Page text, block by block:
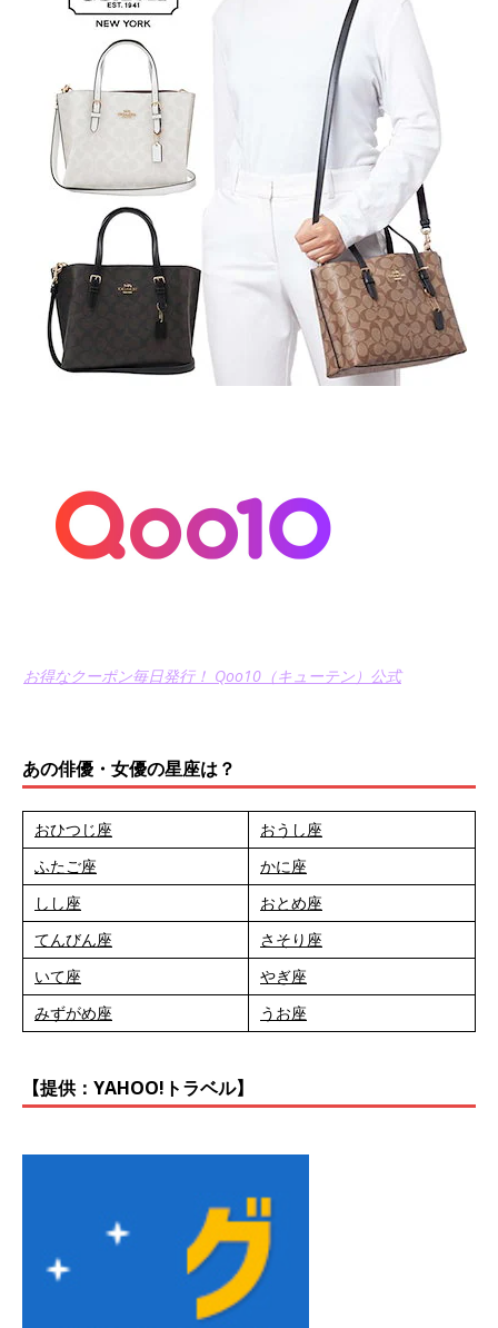
お得なクーポン毎日発行！ Qoo10（キューテン）公式
あの俳優・女優の星座は？
おひつじ座
おうし座
ふたご座
かに座
しし座
おとめ座
てんびん座
さそり座
いて座
やぎ座
みずがめ座
うお座
【提供：YAHOO!トラベル】